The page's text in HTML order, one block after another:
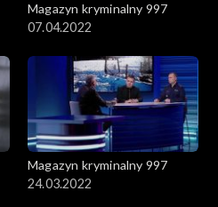
Magazyn kryminalny 997
07.04.2022
Magazyn kryminalny 997
24.03.2022